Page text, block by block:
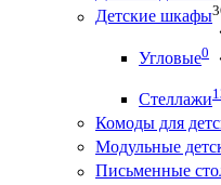
Детские шкафы
Угловые0
Стеллажи
Комоды для
Модульные
Письменные